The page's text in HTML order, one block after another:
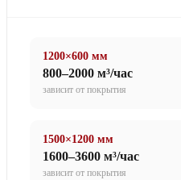
1200×600 мм
800–2000 м³/час
зависит от покрытия
1500×1200 мм
1600–3600 м³/час
зависит от покрытия